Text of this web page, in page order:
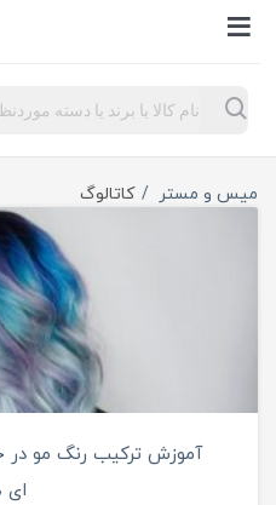
Products
search
میس و مستر کاتالوگ
آموزش ترکیب رنگ مو در
ای